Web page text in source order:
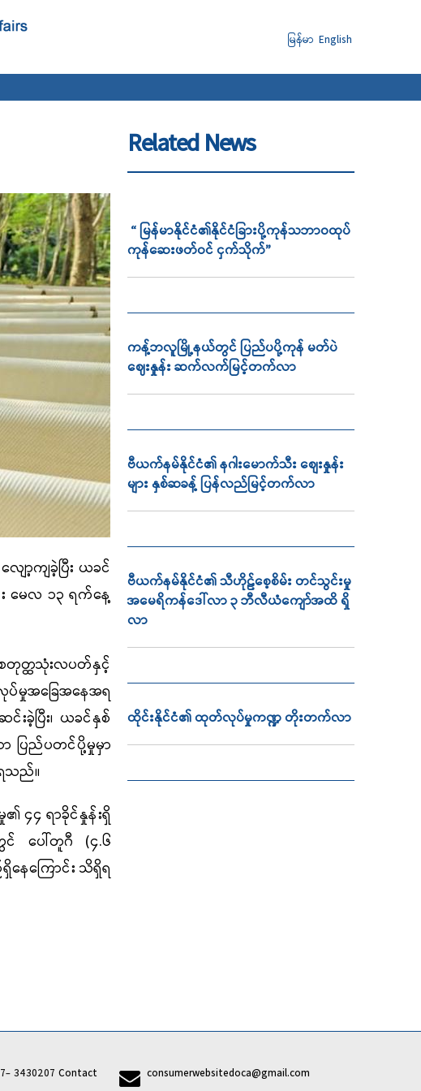
မြန်မာ English
ကျခဲ့ပြီး ယခင်
မေလ ၁၃ ရက်နေ့
တ္ထသုံးလပတ်နှင့်
မှုအခြေအနေအရ
ခဲ့ပြီး၊ ယခင်နှစ်
ပြည်ပတင်ပို့မှုမှာ
သည်။
၄၄ ရာခိုင်နှုန်းရှိ
င် ပေါ်တူဂီ (၄.၆
နေကြောင်း သိရှိရ
Related News
“ မြန်မာနိုင်ငံ၏နိုင်ငံခြားပို့ကုန်သဘာဝထုပ်
ကုန်ဆေးဖတ်ဝင် ငှက်သိုက်”
ကန့်ဘလူမြို့နယ်တွင် ပြည်ပပို့ကုန် မတ်ပဲ
ဈေးနှုန်း ဆက်လက်မြင့်တက်လာ
ဗီယက်နမ်နိုင်ငံ၏ နဂါးမောက်သီး စျေးနှုန်း
များ နှစ်ဆခန့် ပြန်လည်မြင့်တက်လာ
ဗီယက်နမ်နိုင်ငံ၏ သီဟိုဠ်စေ့စိမ်း တင်သွင်းမှု
အမေရိကန်ဒေါ်လာ ၃ ဘီလီယံကျော်အထိ ရှိ
လာ
ထိုင်းနိုင်ငံ၏ ထုတ်လုပ်မှုကဏ္ဍ တိုးတက်လာ
3430207 Contact
consumerwebsitedoca@gmail.com